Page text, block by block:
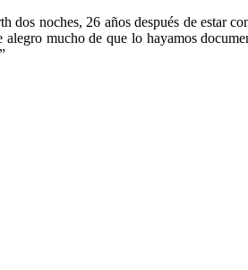
noches, 26 años después de estar
mucho de que lo hayamos